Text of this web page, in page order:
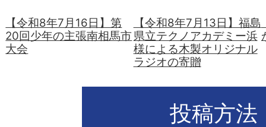
【令和8年7月16日】第
20回少年の主張南相馬市
大会
【令和8年7月13日】福島
県立テクノアカデミー浜
様による木製オリジナル
ラジオの寄贈
投稿方法